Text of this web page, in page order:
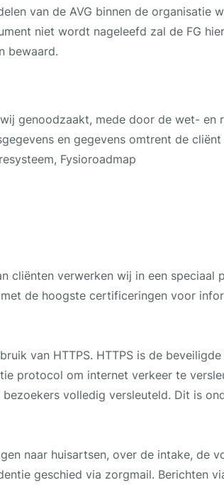
van de AVG binnen de organisatie
niet wordt nageleefd zal de FG
bewaard.
genoodzaakt, mede door de wet- en
en gegevens omtrent de
Fysioroadmap
cliënten verwerken wij in een speciaal
de hoogste certificeringen voor
van HTTPS. HTTPS is de beveiligde
protocol om internet verkeer te
volledig versleuteld. Dit is
naar huisartsen, over de intake, de
geschied via zorgmail. Berichten